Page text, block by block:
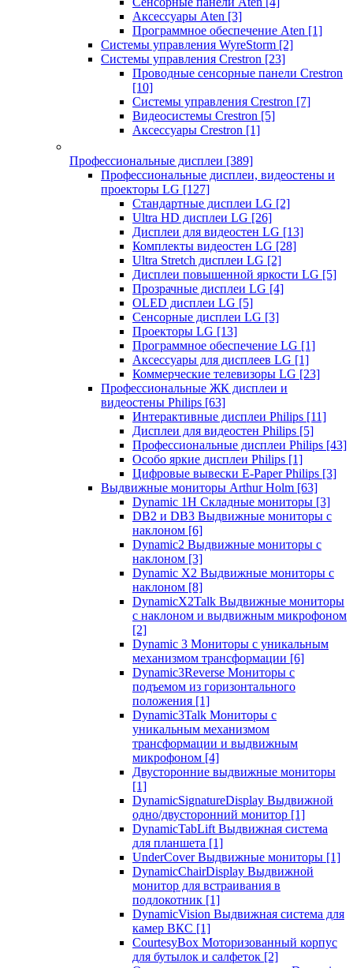
Аксессуары Aten [3]
Программное обеспечение Aten [1]
Системы управления WyreStorm [2]
Системы управления Crestron [23]
Проводные сенсорные панели Crestron
[10]
Системы управления Crestron [7]
Видеосистемы Crestron [5]
Аксессуары Crestron [1]
Профессиональные дисплеи [389]
Профессиональные дисплеи, видеостены и
проекторы LG [127]
Стандартные дисплеи LG [2]
Ultra HD дисплеи LG [26]
Дисплеи для видеостен LG [13]
Комплекты видеостен LG [28]
Ultra Stretch дисплеи LG [2]
Дисплеи повышенной яркости LG [5]
Прозрачные дисплеи LG [4]
OLED дисплеи LG [5]
Сенсорные дисплеи LG [3]
Проекторы LG [13]
Программное обеспечение LG [1]
Аксессуары для дисплеев LG [1]
Коммерческие телевизоры LG [23]
Профессиональные ЖК дисплеи и
видеостены Philips [63]
Интерактивные дисплеи Philips [11]
Дисплеи для видеостен Philips [5]
Профессиональные дисплеи Philips [43]
Особо яркие дисплеи Philips [1]
Цифровые вывески E-Paper Philips [3]
Выдвижные мониторы Arthur Holm [63]
Dynamic 1Н Складные мониторы [3]
DB2 и DB3 Выдвижные мониторы с
наклоном [6]
Dynamic2 Выдвижные мониторы с
наклоном [3]
Dynamic X2 Выдвижные мониторы с
наклоном [8]
DynamicX2Talk Выдвижные мониторы
с наклоном и выдвижным микрофоном
[2]
Dynamic 3 Мониторы с уникальным
механизмом трансформации [6]
Dynamic3Reverse Мониторы с
подъемом из горизонтального
положения [1]
Dynamic3Talk Мониторы с
уникальным механизмом
трансформации и выдвижным
микрофоном [4]
Двусторонние выдвижные мониторы
[1]
DynamicSignatureDisplay Выдвижной
одно/двусторонний монитор [1]
DynamicTabLift Выдвижная система
для планшета [1]
UnderCover Выдвижные мониторы [1]
DynamicChairDisplay Выдвижной
монитор для встраивания в
подлокотник [1]
DynamicVision Выдвижная система для
камер ВКС [1]
CourtesyBox Моторизованный корпус
для бутылок и салфеток [2]